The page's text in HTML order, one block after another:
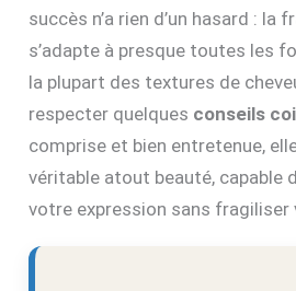
succès n’a rien d’un hasard : la
s’adapte à presque toutes les
la plupart des textures de
respecter quelques conseils
comprise et bien entretenue,
véritable atout beauté, capable
votre expression sans fragiliser